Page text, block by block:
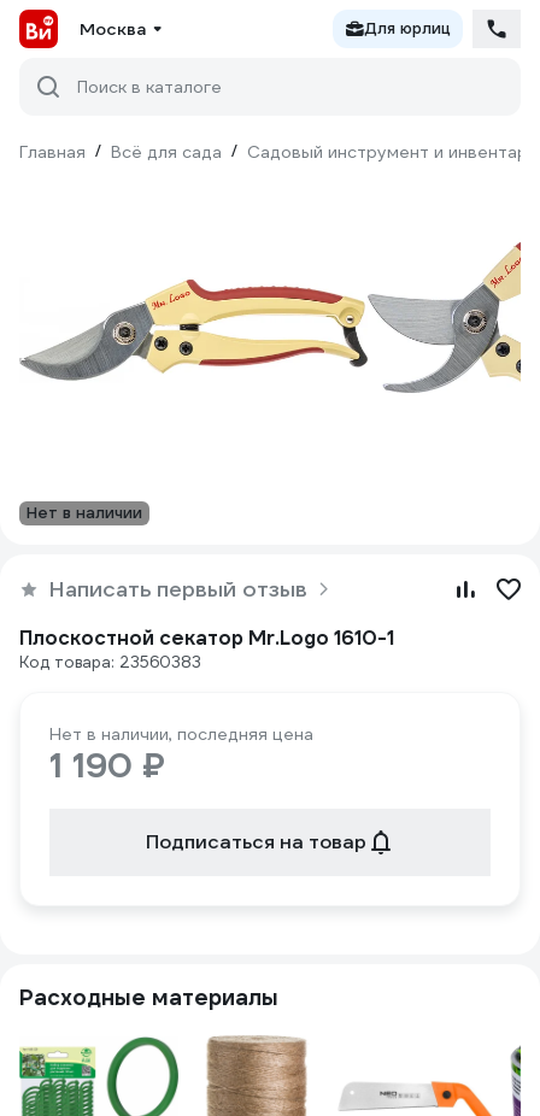
Москва Для юрлиц
Поиск в каталоге
Главная / Всё для сада / Садовый инструмент и инвентарь
Нет в наличии
Написать первый отзыв
Плоскостной секатор Mr.Logo 1610-1
Код товара: 23560383
Нет в наличии, последняя цена
1 190 ₽
Подписаться на товар
Расходные материалы